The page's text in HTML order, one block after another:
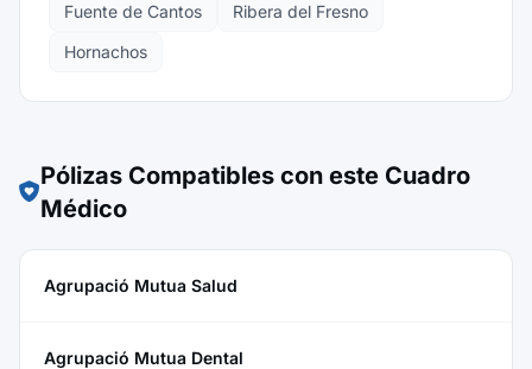
Fuente de Cantos
Ribera del Fresno
Hornachos
Pólizas Compatibles con este Cuadro
Médico
Agrupació Mutua Salud
Agrupació Mutua Dental